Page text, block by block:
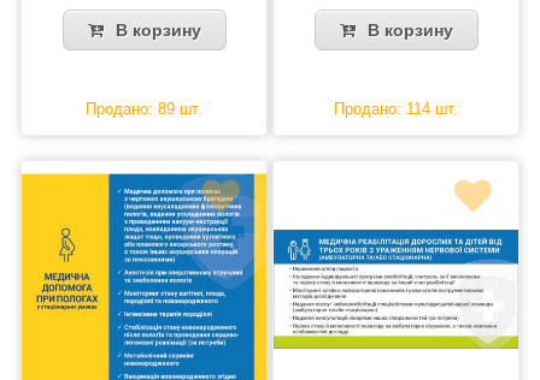
В корзину
Продано: 89 шт.
В корзину
Продано: 114 шт.